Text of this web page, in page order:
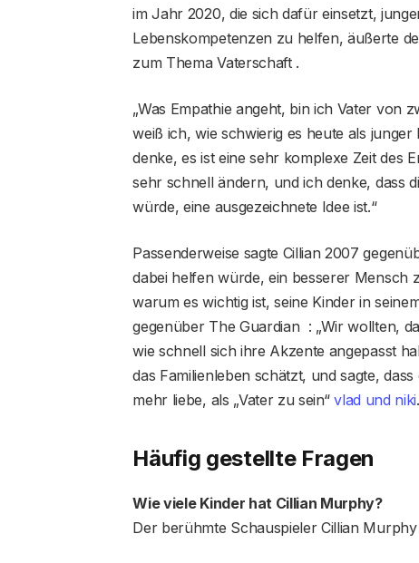
im Jahr 2020, die sich dafür einsetzt,
Lebenskompetenzen zu helfen, äußerte
zum Thema Vaterschaft .
„Was Empathie angeht, bin ich Vater von
weiß ich, wie schwierig es heute als junger
denke, es ist eine sehr komplexe Zeit des
sehr schnell ändern, und ich denke, dass
würde, eine ausgezeichnete Idee ist.“
Passenderweise sagte Cillian 2007
dabei helfen würde, ein besserer Mensch
warum es wichtig ist, seine Kinder in
gegenüber The Guardian : „Wir wollten,
wie schnell sich ihre Akzente angepasst
das Familienleben schätzt, und sagte,
mehr liebe, als „Vater zu sein“vlad und niki.
Häufig gestellte Fragen
Wie viele Kinder hat Cillian Murphy?
Der berühmte Schauspieler Cillian